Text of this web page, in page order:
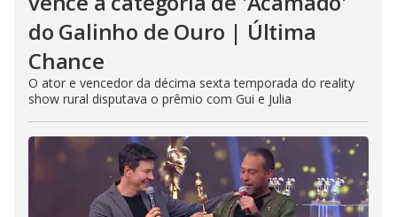
do Galinho de Ouro | Última
Chance
O ator e vencedor da décima sexta temporada do reality
show rural disputava o prêmio com Gui e Julia